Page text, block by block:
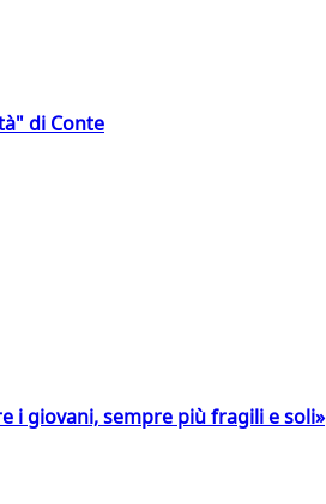
di Conte
i giovani, sempre più fragili e soli»